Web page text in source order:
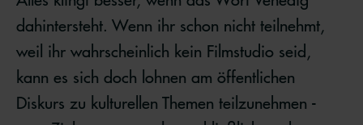
dahintersteht. Wenn ihr schon nicht teilnehmt,
weil ihr wahrscheinlich kein Filmstudio seid,
kann es sich doch lohnen am öffentlichen
Diskurs zu kulturellen Themen teilzunehmen -